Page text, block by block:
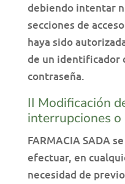
debiendo intentar
secciones de
haya sido
de un identificador
contraseña.
II Modificación
interrupciones o
FARMACIA SADA
efectuar, en
necesidad de